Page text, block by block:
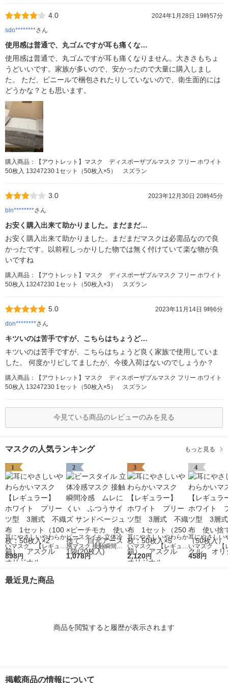
4.0
2024年1月28日 19時57分
sdo********さん
使用感は普通で、丸ゴムですが耳も痛くな…
使用感は普通で、丸ゴムですが耳も痛くなりません。大きさもちょ
うどいいです。家族が多いので、安かったので大量に購入しまし
た。 ただ、ビニールで梱包されたりしていないので、衛生面的には
どうかな？とも思います。
購入商品：【アウトレット】マスク ディスポーザブルマスク フリー ホワイト
50枚入 13247230 1セット（50枚入×5） スズラン
3.0
2023年12月30日 20時45分
bln********さん
お安く購入出来て助かりました。まだまだ…
お安く購入出来て助かりました。まだまだマスクは必需品なので良
かったです。以前程しっかりした物では無く付けていて楽な物が良
いですね
購入商品：【アウトレット】マスク ディスポーザブルマスク フリー ホワイト
50枚入 13247230 1セット（50枚入×3） スズラン
5.0
2023年11月14日 9時6分
don********さん
キツいのは苦手ですが、こちらはちょうど…
キツいのは苦手ですが、こちらはちょうど良く家族で使用していま
した。 何度かリピしてましたが、今後入荷はないのでしょうか？
購入商品：【アウトレット】マスク ディスポーザブルマスク フリー ホワイト
50枚入 13247230 1セット（50枚入×5） スズラン
今見ている商品のレビューのみを見る
マスクの人気ランキング もっと見る
1
耳にやさしいやわらか
いマスク 【レギュラ
ー】 ホワイト プリ
枚：50枚入×2箱）
898円
2
ビースタイル 立体冷
感マスク 接触瞬間冷
感 ムレにくい ふつ
1,078円
3
耳にやさしいやわらか
いマスク 【レギュラ
ー】 ホワイト プリ
2,120円
4
耳にやさしい
いマスク 【
ー】 ホワイ
458円
最近見た商品
商品を閲覧すると履歴が表示されます
掲載商品の情報について